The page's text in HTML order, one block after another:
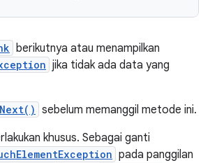
berikutnya atau menampilkan
jika tidak ada data yang
sebelum memanggil metode ini.
khusus. Sebagai ganti
pada panggilan